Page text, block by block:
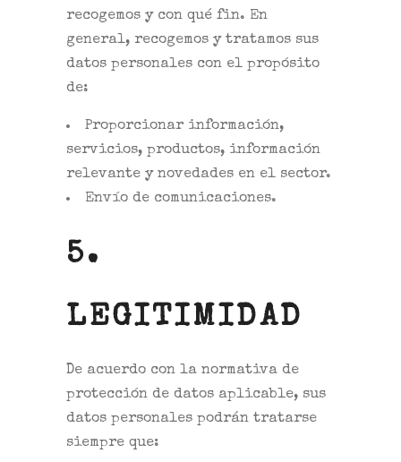
recogemos y con qué fin. En
general, recogemos y tratamos sus
datos personales con el propósito
de:
Proporcionar información,
servicios, productos, información
relevante y novedades en el sector.
Envío de comunicaciones.
5.
LEGITIMIDAD
De acuerdo con la normativa de
protección de datos aplicable, sus
datos personales podrán tratarse
siempre que: